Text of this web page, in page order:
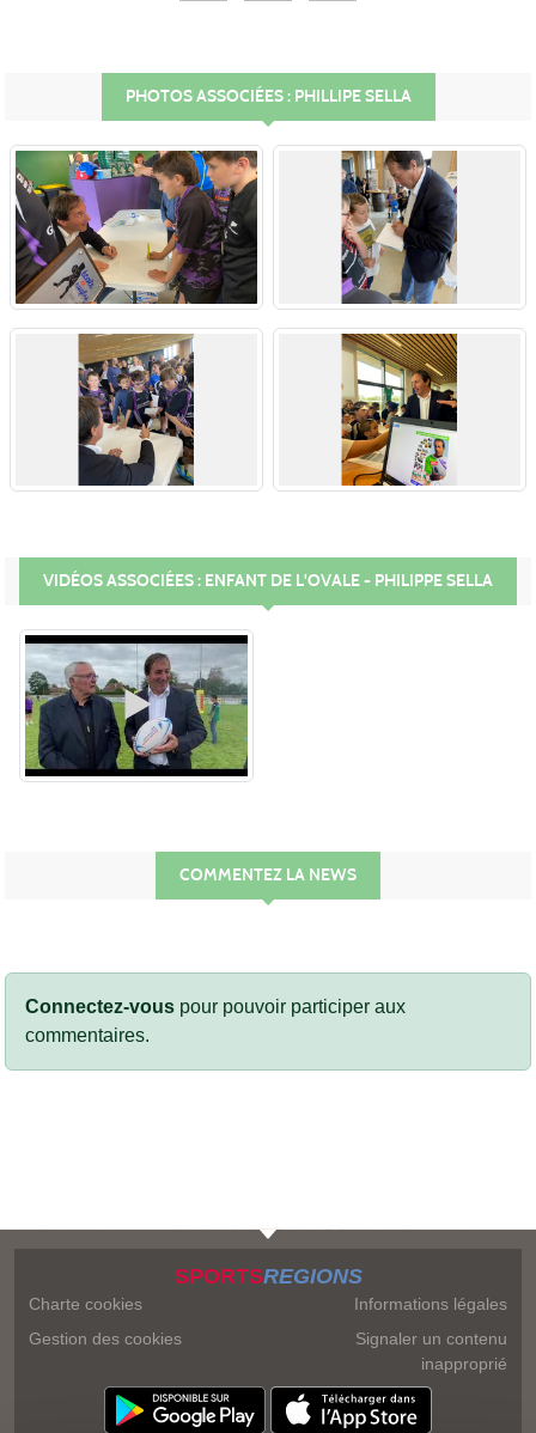
PHOTOS ASSOCIÉES : PHILLIPE SELLA
VIDÉOS ASSOCIÉES : ENFANT DE L'OVALE - PHILIPPE SELLA
COMMENTEZ LA NEWS
Connectez-vous pour pouvoir participer aux
commentaires.
SPORTSREGIONS
Charte cookies
Gestion des cookies
Informations légales
Signaler un contenu
inapproprié